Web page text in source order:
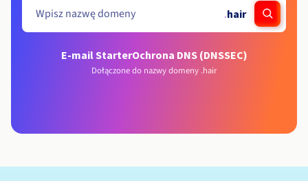
.hair
E-mail StarterOchrona DNS (DNSSEC)
Dołączone do nazwy domeny .hair